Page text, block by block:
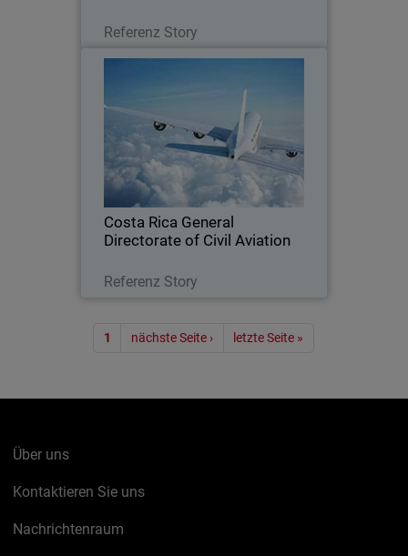
Referenz Story
Costa Rica General
Directorate of Civil Aviation
Referenz Story
of Civil Aviation
Recent security breaches in Costa Rica
have prompted the aviation industry to
search for effective tools to promote
user-centric security measures.
Seitennummerierung
1 nächste Seite › letzte Seite »
Über uns
Kontaktieren Sie uns
Nachrichtenraum